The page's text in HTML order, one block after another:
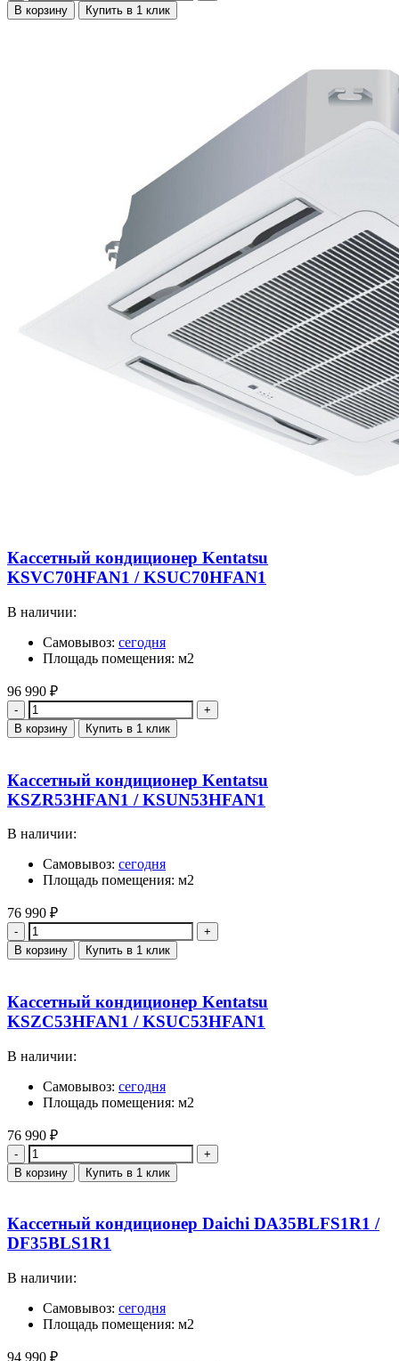
В корзину Купить в 1 клик
Кассетный кондиционер Kentatsu
KSVC70HFAN1 / KSUC70HFAN1
В наличии:
Самовывоз: сегодня
Площадь помещения: м2
96 990 ₽
Количество
В корзину Купить в 1 клик
Кассетный кондиционер Kentatsu
KSZR53HFAN1 / KSUN53HFAN1
В наличии:
Самовывоз: сегодня
Площадь помещения: м2
76 990 ₽
Количество
В корзину Купить в 1 клик
Кассетный кондиционер Kentatsu
KSZC53HFAN1 / KSUC53HFAN1
В наличии:
Самовывоз: сегодня
Площадь помещения: м2
76 990 ₽
Количество
В корзину Купить в 1 клик
Кассетный кондиционер Daichi DA35BLFS1R1 /
DF35BLS1R1
В наличии:
Самовывоз: сегодня
Площадь помещения: м2
94 990 ₽